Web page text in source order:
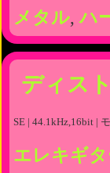
メタル,ハ
ディス
SE | 44.1kHz,16bit |
エレキギ